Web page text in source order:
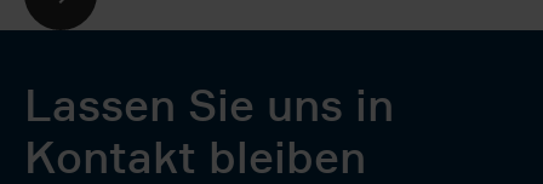
Lassen Sie uns in
Kontakt bleiben